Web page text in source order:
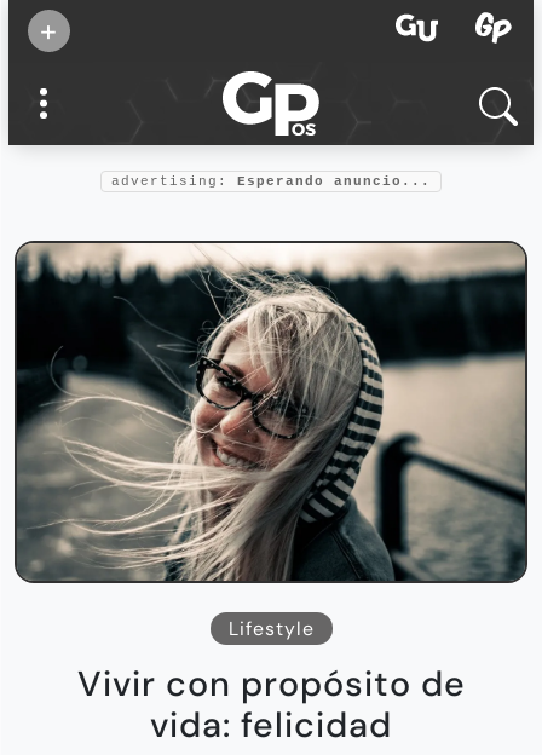
+
confianza
Foro salud
advertising: Esperando anuncio...
Lifestyle
Vivir con propósito de
vida: felicidad